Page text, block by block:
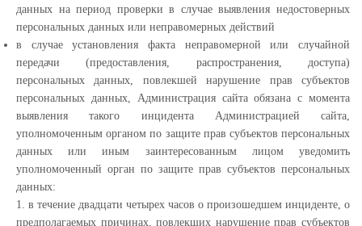
данных на период проверки в случае выявления недостоверных
персональных данных или неправомерных действий
в случае установления факта неправомерной или случайной
передачи (предоставления, распространения, доступа)
персональных данных, повлекшей нарушение прав субъектов
персональных данных, Администрация сайта обязана с момента
выявления такого инцидента Администрацией сайта,
уполномоченным органом по защите прав субъектов персональных
данных или иным заинтересованным лицом уведомить
уполномоченный орган по защите прав субъектов персональных
данных:
1. в течение двадцати четырех часов о произошедшем инциденте, о
предполагаемых причинах, повлекших нарушение прав субъектов